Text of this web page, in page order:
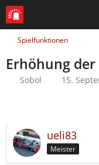
Spielfunktionen
Erhöhung der
Sobol 15.
ueli83
Meister